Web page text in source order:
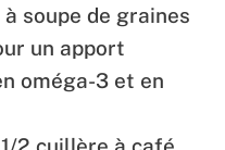
soupe de graines
un apport
oméga-3 et en